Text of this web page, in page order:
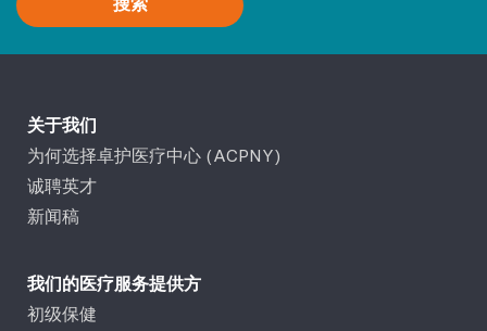
搜索
关于我们
为何选择卓护医疗中心 (ACPNY)
诚聘英才
新闻稿
我们的医疗服务提供方
初级保健